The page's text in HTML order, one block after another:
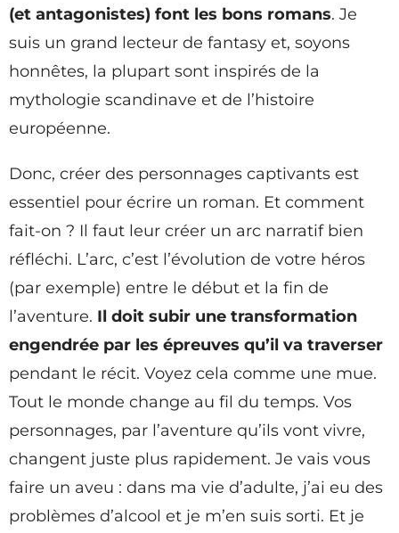
(et antagonistes) font les bons romans. Je
suis un grand lecteur de fantasy et, soyons
honnêtes, la plupart sont inspirés de la
mythologie scandinave et de l’histoire
européenne.
Donc, créer des personnages captivants est
essentiel pour écrire un roman. Et comment
fait-on ? Il faut leur créer un arc narratif bien
réfléchi. L’arc, c’est l’évolution de votre héros
(par exemple) entre le début et la fin de
l’aventure. Il doit subir une transformation
engendrée par les épreuves qu’il va traverser
pendant le récit. Voyez cela comme une mue.
Tout le monde change au fil du temps. Vos
personnages, par l’aventure qu’ils vont vivre,
changent juste plus rapidement. Je vais vous
faire un aveu : dans ma vie d’adulte, j’ai eu des
problèmes d’alcool et je m’en suis sorti. Et je